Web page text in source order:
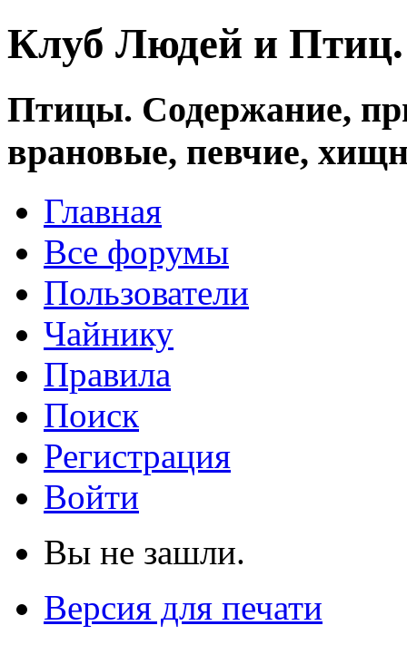
Клуб Людей и
Птицы. Содержание,
врановые, певчие,
Главная
Все форумы
Пользователи
Чайнику
Правила
Поиск
Регистрация
Войти
Вы не зашли.
Версия для печати